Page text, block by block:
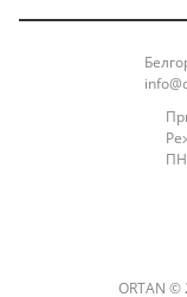
ORTAN